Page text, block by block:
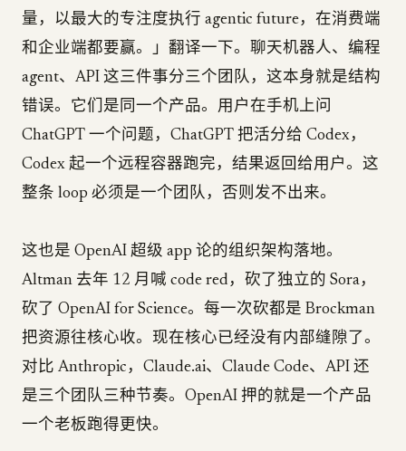
量，以最大的专注度执行 agentic future，在消费端
和企业端都要赢。」翻译一下。聊天机器人、编程
agent、API 这三件事分三个团队，这本身就是结构
错误。它们是同一个产品。用户在手机上问
ChatGPT 一个问题，ChatGPT 把活分给 Codex，
Codex 起一个远程容器跑完，结果返回给用户。这
整条 loop 必须是一个团队，否则发不出来。
这也是 OpenAI 超级 app 论的组织架构落地。
Altman 去年 12 月喊 code red，砍了独立的 Sora，
砍了 OpenAI for Science。每一次砍都是 Brockman
把资源往核心收。现在核心已经没有内部缝隙了。
对比 Anthropic，Claude.ai、Claude Code、API 还
是三个团队三种节奏。OpenAI 押的就是一个产品
一个老板跑得更快。